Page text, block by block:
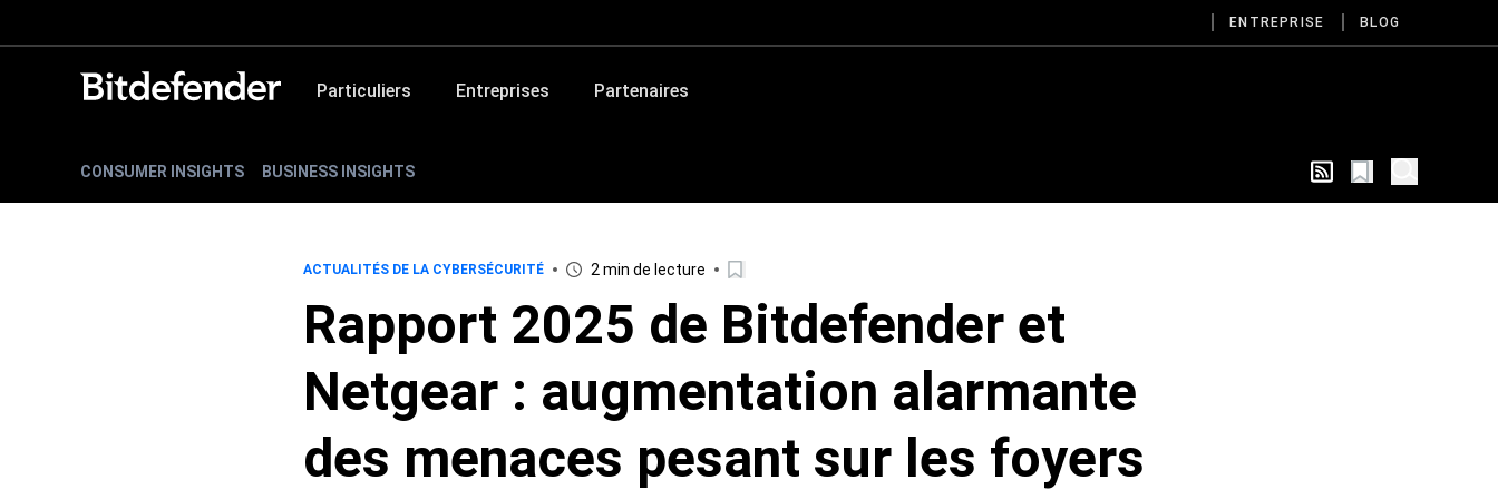
ENTREPRISE BLOG
Particuliers Entreprises Partenaires
CONSUMER INSIGHTS BUSINESS INSIGHTS
ACTUALITÉS DE LA CYBERSÉCURITÉ 2 min de lecture
Rapport 2025 de Bitdefender et
Netgear : augmentation alarmante
des menaces pesant sur les foyers